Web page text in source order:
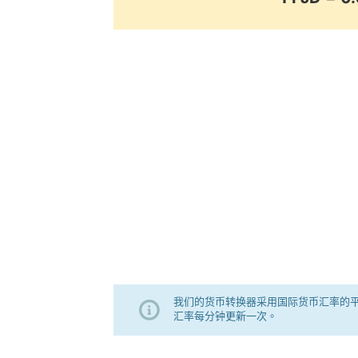
我们的货币转换器采用国际货币汇率的
汇率每分钟更新一次。